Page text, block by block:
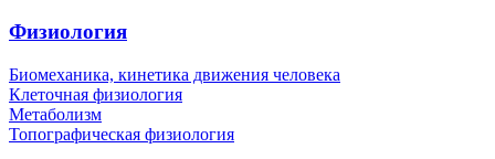
Физиология
Биомеханика, кинетика движения человека
Клеточная физиология
Метаболизм
Топографическая физиология